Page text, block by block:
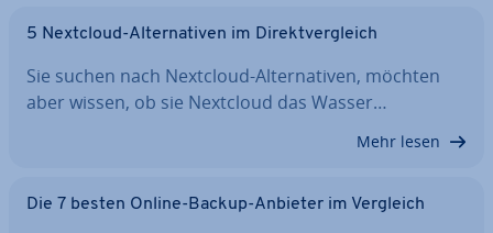
5 Nextcloud-Al­ter­na­ti­ven im Di­rekt­ver­gleich
Sie suchen nach Nextcloud-Al­ter­na­ti­ven, möchten
aber wissen, ob sie Nextcloud das Wasser…
Mehr lesen
Die 7 besten Online-Backup-Anbieter im Vergleich